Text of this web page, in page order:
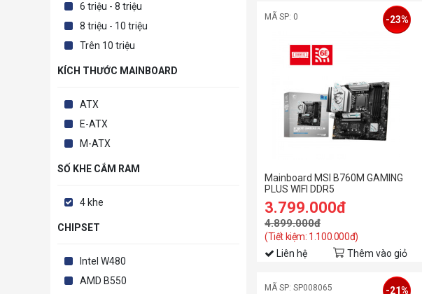
6 triệu - 8 triệu
8 triệu - 10 triệu
Trên 10 triệu
KÍCH THƯỚC MAINBOARD
ATX
E-ATX
M-ATX
SỐ KHE CẮM RAM
4 khe
CHIPSET
Intel W480
AMD B550
MÃ SP: 0
Mainboard MSI B760M GAMING
PLUS WIFI DDR5
3.799.000đ
4.899.000đ
(Tiết kiệm: 1.100.000đ)
-23%
Liên hệ Thêm vào giỏ
MÃ SP: SP008065 -21%